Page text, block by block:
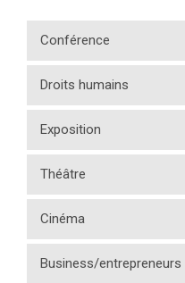
Conférence
Droits humains
Exposition
Théâtre
Cinéma
Business/entrepreneurs